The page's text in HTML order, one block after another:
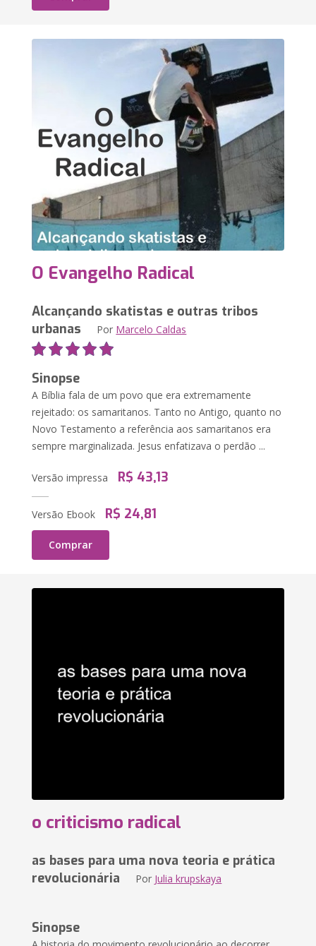
O Evangelho Radical
Alcançando skatistas e outras tribos
urbanas Por Marcelo Caldas
Sinopse
A Bíblia fala de um povo que era extremamente
rejeitado: os samaritanos. Tanto no Antigo, quanto no
Novo Testamento a referência aos samaritanos era
sempre marginalizada. Jesus enfatizava o perdão ...
Versão impressa R$ 43,13
Versão Ebook R$ 24,81
Comprar
o criticismo radical
as bases para uma nova teoria e prática
revolucionária Por Julia krupskaya
Sinopse